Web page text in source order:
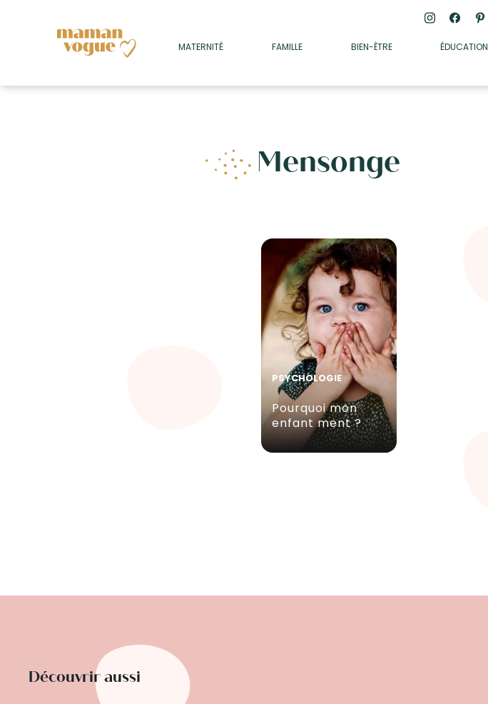
MATERNITÉ FAMILLE BIEN-ÊTRE ÉDUCATION
• PSYCHOLOGIE
• MÉDECINE DOUCE
• PSYCHOLOGIE
+
+
Mensonge
PSYCHOLOGIE
Pourquoi mon
enfant ment ?
Découvrir aussi